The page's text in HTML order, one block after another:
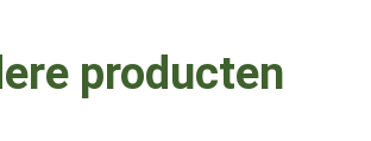
producten